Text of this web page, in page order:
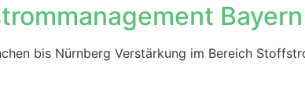
bis Nürnberg Verstärkung im Bereich